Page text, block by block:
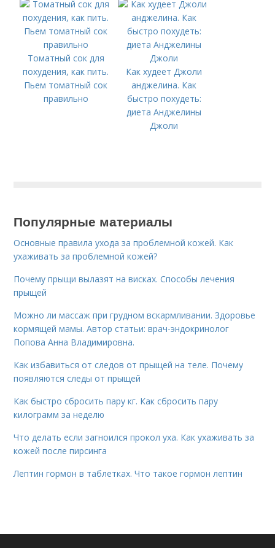
эффективнее и
удобнее в
применении
Томатный сок для
похудения, как пить.
Пьем томатный сок
правильно
Как худеет Джоли
анджелина. Как
быстро похудеть:
диета Анджелины
Джоли
Популярные материалы
Основные правила ухода за проблемной кожей. Как
ухаживать за проблемной кожей?
Почему прыщи вылазят на висках. Способы лечения
прыщей
Можно ли массаж при грудном вскармливании. Здоровье
кормящей мамы. Автор статьи: врач-эндокринолог
Попова Анна Владимировна.
Как избавиться от следов от прыщей на теле. Почему
появляются следы от прыщей
Как быстро сбросить пару кг. Как сбросить пару
килограмм за неделю
Что делать если загноился прокол уха. Как ухаживать за
кожей после пирсинга
Лептин гормон в таблетках. Что такое гормон лептин